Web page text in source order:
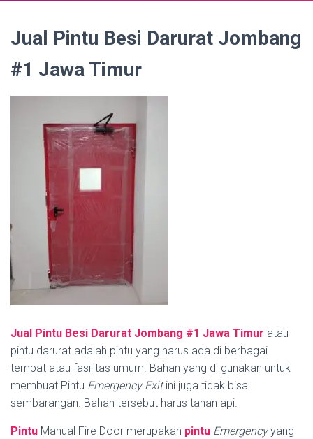
Jual Pintu Besi Darurat Jombang
#1 Jawa Timur
Jual Pintu Besi Darurat Jombang #1 Jawa Timur atau
pintu darurat adalah pintu yang harus ada di berbagai
tempat atau fasilitas umum. Bahan yang di gunakan untuk
membuat Pintu Emergency Exitini juga tidak bisa
sembarangan. Bahan tersebut harus tahan api.
Pintu Manual Fire Door merupakan pintu Emergencyyang